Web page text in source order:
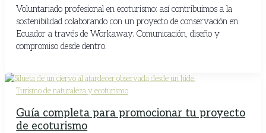
Voluntariado profesional en ecoturismo: así contribuimos a la
sostenibilidad colaborando con un proyecto de conservación en
Ecuador a través de Workaway. Comunicación, diseño y
compromiso desde dentro.
Turismo de naturaleza y ecoturismo
Guía completa para promocionar tu proyecto
de ecoturismo